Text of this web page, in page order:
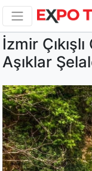
İzmir
Aşıklar